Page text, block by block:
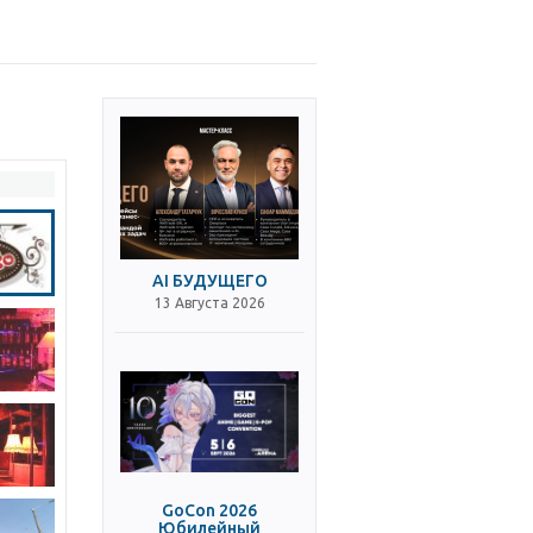
AI БУДУЩЕГО
13 Августа 2026
GoCon 2026
Юбилейный